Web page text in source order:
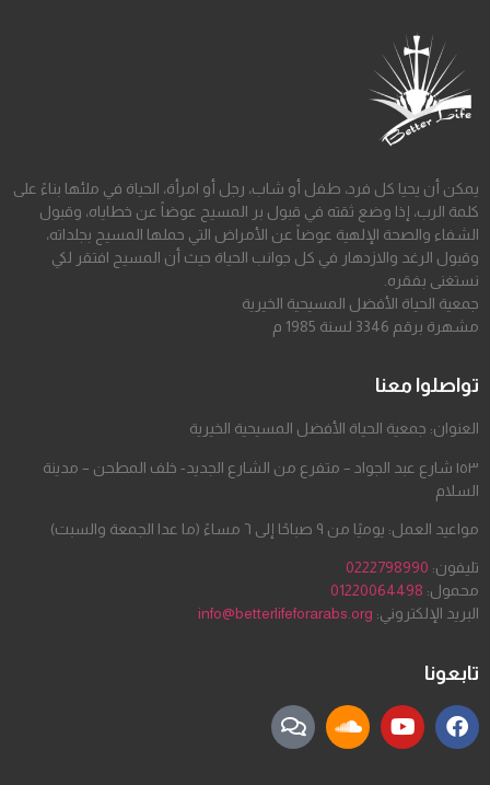
يمكن أن يحيا كل فرد، طفل أو شاب، رجل أو امرأة، الحياة في ملئها بناءً على
كلمة الرب، إذا وضع ثقته في قبول بر المسيح عوضاً عن خطاياه، وقبول
الشفاء والصحة الإلهية عوضاً عن الأمراض التي حملها المسيح بجلداته،
وقبول الرغد والازدهار في كل جوانب الحياة حيث أن المسيح افتقر لكي
نستغنى بفقره.
جمعية الحياة الأفضل المسيحية الخيرية
مشهرة برقم 3346 لسنة 1985 م
تواصلوا معنا
العنوان: جمعية الحياة الأفضل المسيحية الخيرية
١٥٣ شارع عبد الجواد – متفرع من الشارع الجديد- خلف المطحن – مدينة
السلام
مواعيد العمل: يوميًا من ٩ صباحًا إلى ٦ مساءً (ما عدا الجمعة والسبت)
تليفون: 0222798990
محمول: 01220064498
البريد الإلكتروني: info@betterlifeforarabs.org
تابعونا